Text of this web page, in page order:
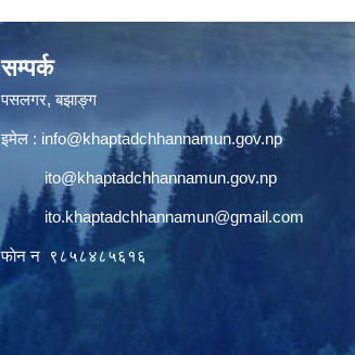
सम्पर्क
पसलगर, बझाङ्ग
इमेल : info@khaptadchhannamun.gov.np
ito@khaptadchhannamun.gov.np
ito.khaptadchhannamun@gmail.com
फाेन न‌‍‍ ९८५८४८५६१६